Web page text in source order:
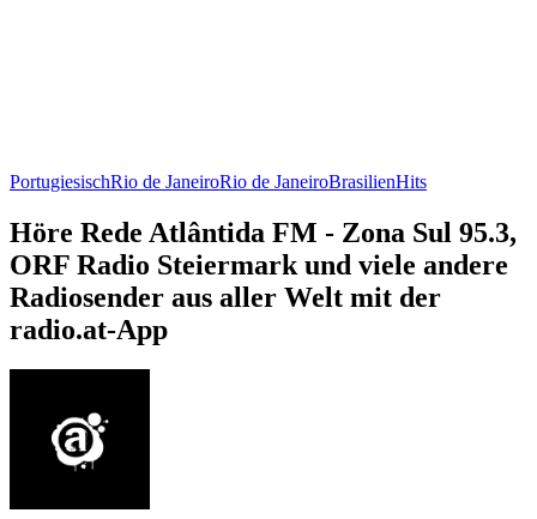
PortugiesischRio de JaneiroRio de JaneiroBrasilienHits
Höre Rede Atlântida FM - Zona Sul 95.3,
ORF Radio Steiermark und viele andere
Radiosender aus aller Welt mit der
radio.at-App